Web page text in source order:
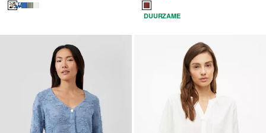
DUURZAME